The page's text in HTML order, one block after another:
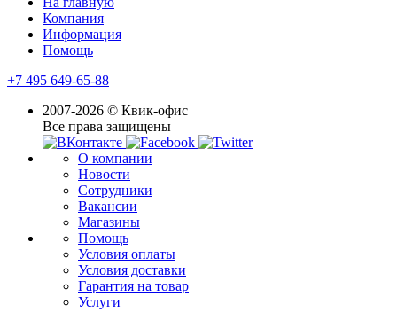
Компания
Информация
Помощь
+7 495 649-65-88
2007-2026 © Квик-офис
Все права защищены
О компании
Новости
Сотрудники
Вакансии
Магазины
Помощь
Условия оплаты
Условия доставки
Гарантия на товар
Услуги